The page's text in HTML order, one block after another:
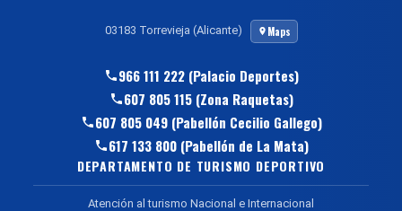
03183 Torrevieja (Alicante) Maps
966 111 222 (Palacio Deportes)
607 805 115 (Zona Raquetas)
607 805 049 (Pabellón Cecilio Gallego)
617 133 800 (Pabellón de La Mata)
DEPARTAMENTO DE TURISMO DEPORTIVO
Atención al turismo Nacional e Internacional